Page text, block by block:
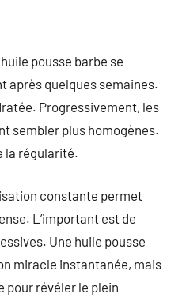
pousse barbe se
après quelques semaines.
Progressivement, les
sembler plus homogènes.
la régularité.
constante permet
L’important est de
Une huile pousse
miracle instantanée, mais
pour révéler le plein